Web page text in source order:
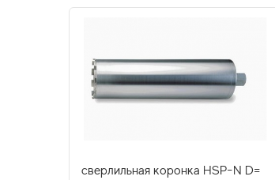
сверлильная коронка HSP-N D=